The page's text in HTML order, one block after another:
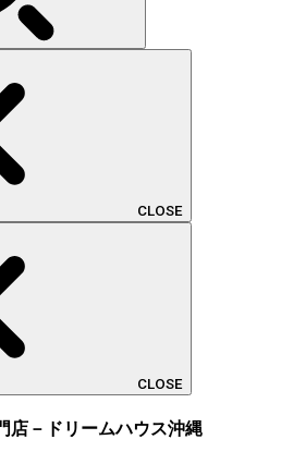
CLOSE
CLOSE
店－ドリームハウス沖縄